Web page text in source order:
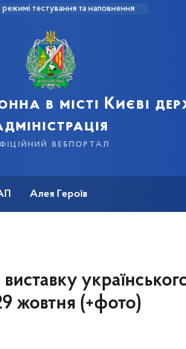
режимі тестування та наповнення
в місті Києві
вебпортал
Алея Героїв
жовтня (+фото)